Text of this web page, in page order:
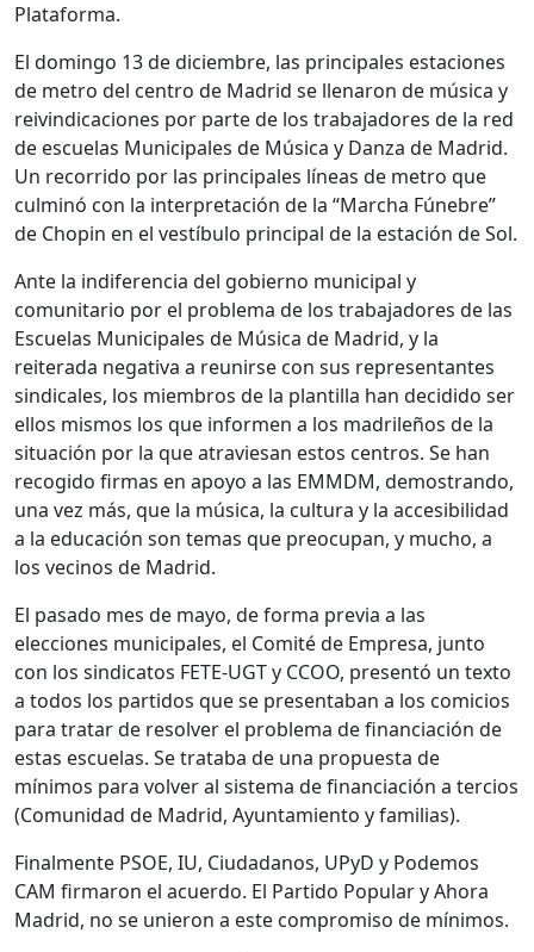
Plataforma.
El domingo 13 de diciembre, las principales estaciones
de metro del centro de Madrid se llenaron de música y
reivindicaciones por parte de los trabajadores de la red
de escuelas Municipales de Música y Danza de Madrid.
Un recorrido por las principales líneas de metro que
culminó con la interpretación de la “Marcha Fúnebre”
de Chopin en el vestíbulo principal de la estación de Sol.
Ante la indiferencia del gobierno municipal y
comunitario por el problema de los trabajadores de las
Escuelas Municipales de Música de Madrid, y la
reiterada negativa a reunirse con sus representantes
sindicales, los miembros de la plantilla han decidido ser
ellos mismos los que informen a los madrileños de la
situación por la que atraviesan estos centros. Se han
recogido firmas en apoyo a las EMMDM, demostrando,
una vez más, que la música, la cultura y la accesibilidad
a la educación son temas que preocupan, y mucho, a
los vecinos de Madrid.
El pasado mes de mayo, de forma previa a las
elecciones municipales, el Comité de Empresa, junto
con los sindicatos FETE-UGT y CCOO, presentó un texto
a todos los partidos que se presentaban a los comicios
para tratar de resolver el problema de financiación de
estas escuelas. Se trataba de una propuesta de
mínimos para volver al sistema de financiación a tercios
(Comunidad de Madrid, Ayuntamiento y familias).
Finalmente PSOE, IU, Ciudadanos, UPyD y Podemos
CAM firmaron el acuerdo. El Partido Popular y Ahora
Madrid, no se unieron a este compromiso de mínimos.